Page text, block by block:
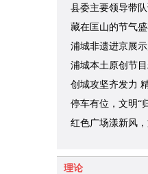
县委主要领导带
藏在匡山的节气
品你识几道？
浦城非遗进京展
浦城本土原创节
创城攻坚齐发力
停车有位，文明“
车难题
红色广场漾新风
理论